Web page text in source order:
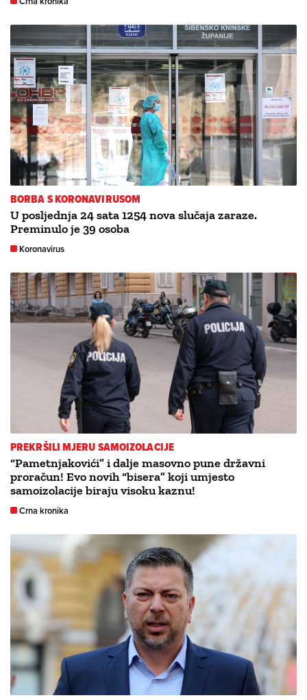
BORBA S KORONAVIRUSOM
U posljednja 24 sata 1254 nova slučaja zaraze.
Preminulo je 39 osoba
Koronavirus
PREKRŠILI MJERU SAMOIZOLACIJE
“Pametnjakovići” i dalje masovno pune državni
proračun! Evo novih “bisera” koji umjesto
samoizolacije biraju visoku kaznu!
Crna kronika